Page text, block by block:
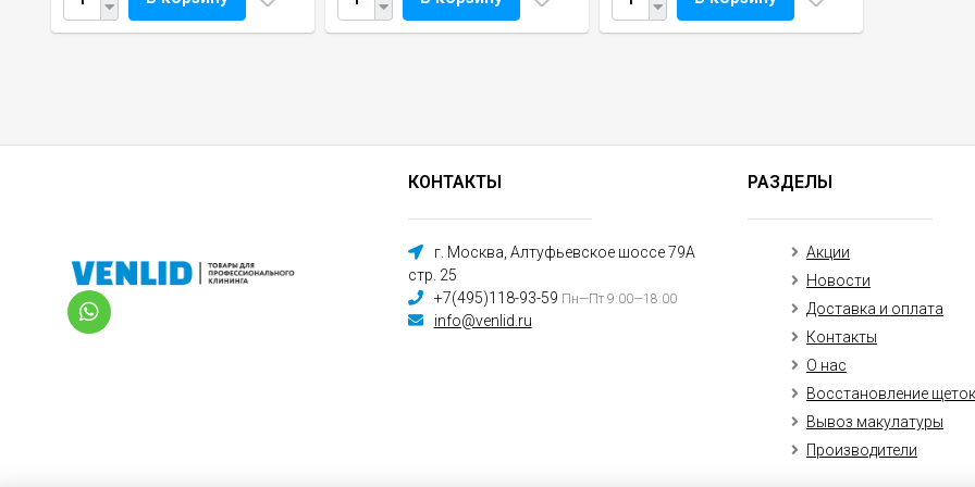
КОНТАКТЫ
г. Москва, Алтуфьевское шоссе 79А
стр. 25
+7(495)118-93-59 Пн—Пт 9:00—18:00
info@venlid.ru
РАЗДЕЛЫ
Акции
Новости
Доставка и оплата
Контакты
О нас
Восстановление щеток
Вывоз макулатуры
Производители